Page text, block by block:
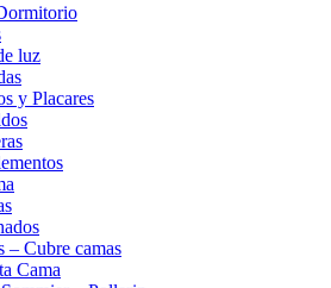
luz
y Placares
– Cubre camas
Cama